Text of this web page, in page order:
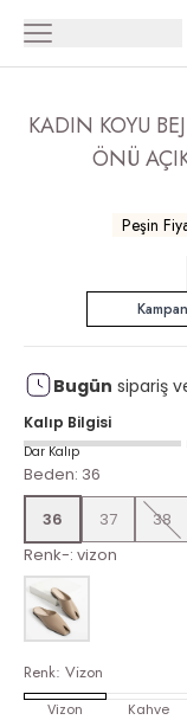
KADIN KOYU
ÖNÜ
Peşin
Bugün sipariş
Kalıp Bilgisi
Dar Kalıp
Beden: 36
36
37 38
Renk-: vizon
Renk: Vizon
Vizon Kahve